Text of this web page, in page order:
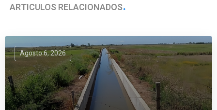
ARTÍCULOS RELACIONADOS
Agosto 6, 2026